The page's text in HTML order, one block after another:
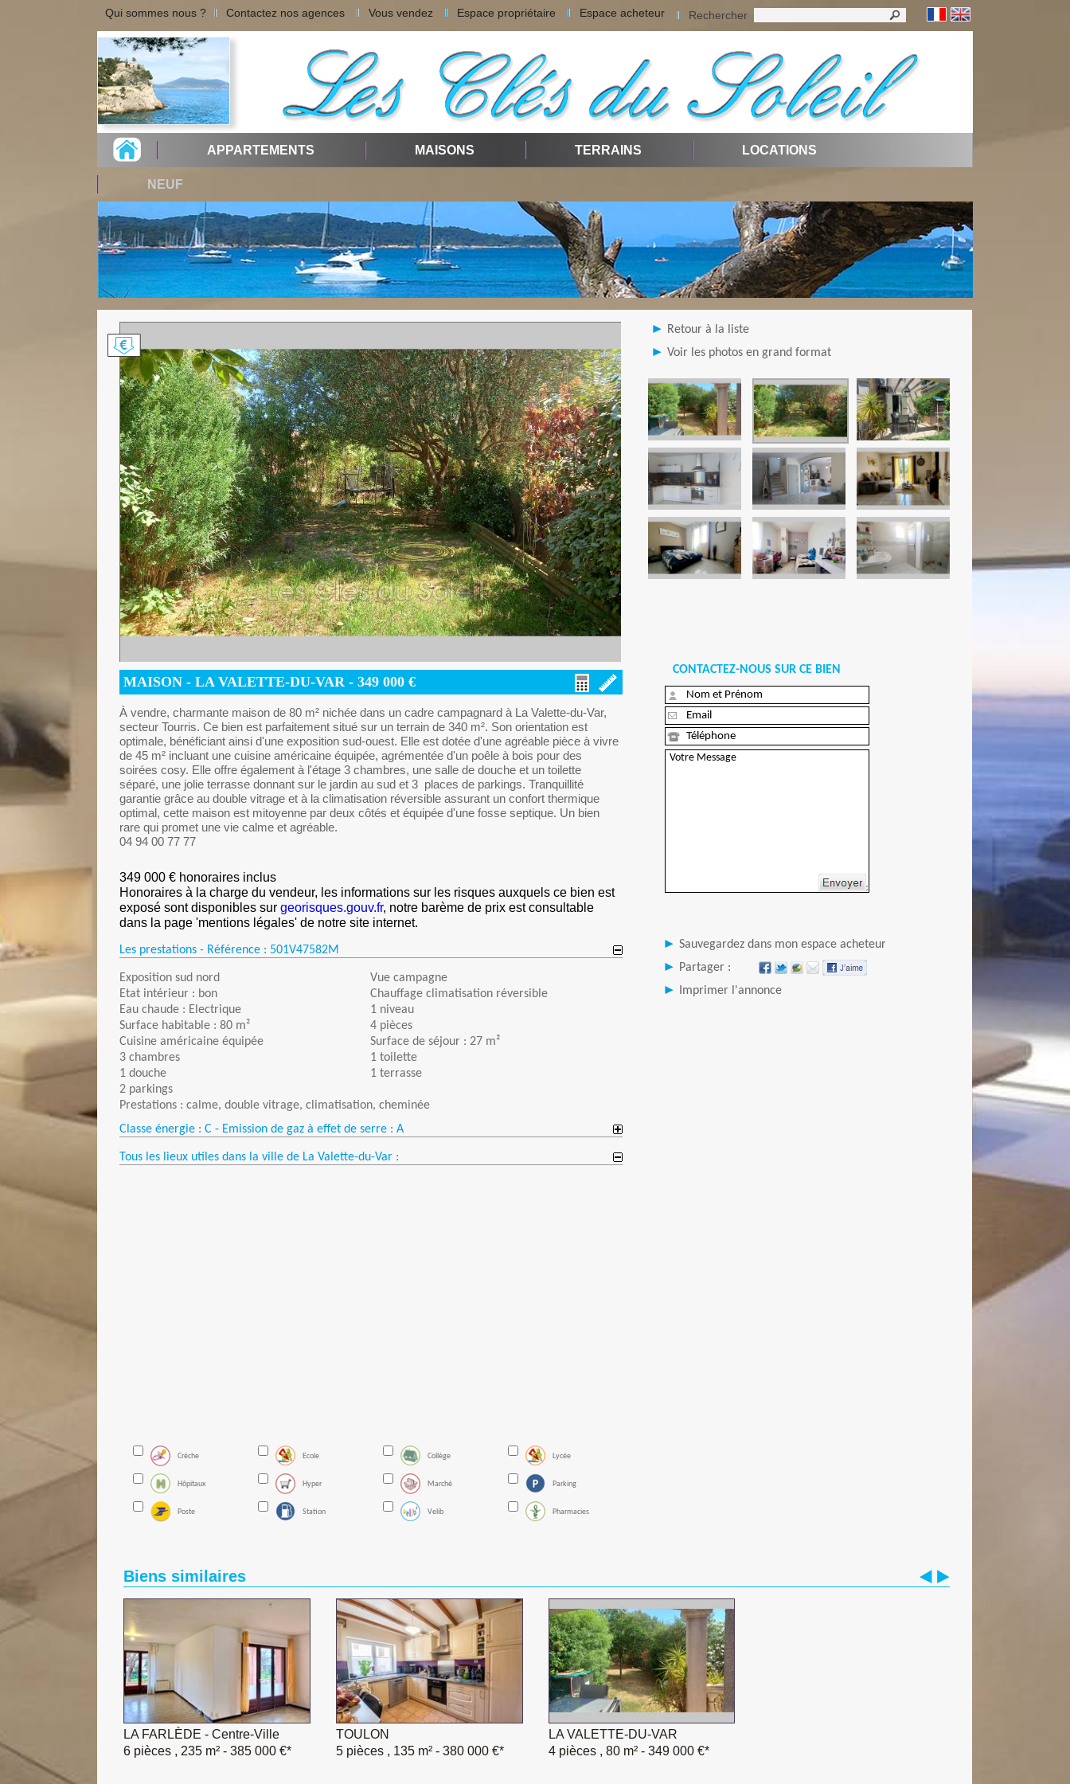
Qui sommes nous ? Contactez nos agences Vous vendez Espace propriétaire Espace acheteur Rechercher
APPARTEMENTS MAISONS TERRAINS LOCATIONS
NEUF
Retour à la liste
Voir les photos en grand format
MAISON - LA VALETTE-DU-VAR - 349 000 €
À vendre, charmante maison de 80 m² nichée dans un cadre campagnard à La Valette-du-Var,
secteur Tourris. Ce bien est parfaitement situé sur un terrain de 340 m². Son orientation est
optimale, bénéficiant ainsi d'une exposition sud-ouest. Elle est dotée d'une agréable pièce à vivre
de 45 m² incluant une cuisine américaine équipée, agrémentée d'un poêle à bois pour des
soirées cosy. Elle offre également à l'étage 3 chambres, une salle de douche et un toilette
séparé, une jolie terrasse donnant sur le jardin au sud et 3 places de parkings. Tranquillité
garantie grâce au double vitrage et à la climatisation réversible assurant un confort thermique
optimal, cette maison est mitoyenne par deux côtés et équipée d'une fosse septique. Un bien
rare qui promet une vie calme et agréable.
04 94 00 77 77
349 000 € honoraires inclus
Honoraires à la charge du vendeur, les informations sur les risques auxquels ce bien est
exposé sont disponibles sur georisques.gouv.fr, notre barème de prix est consultable
dans la page 'mentions légales' de notre site internet.
Les prestations - Référence : 501V47582M
Exposition sud nord
Vue campagne
Etat intérieur : bon
Chauffage climatisation réversible
Eau chaude : Electrique
1 niveau
Surface habitable : 80 m²
4 pièces
Cuisine américaine équipée
Surface de séjour : 27 m²
3 chambres
1 toilette
1 douche
1 terrasse
2 parkings
Prestations : calme, double vitrage, climatisation, cheminée
Classe énergie : C - Emission de gaz à effet de serre : A
Tous les lieux utiles dans la ville de La Valette-du-Var :
Créche Ecole Collège Lycée
Hôpitaux Hyper Marché Parking
Poste Station Velib Pharmacies
CONTACTEZ-NOUS SUR CE BIEN
Sauvegardez dans mon espace acheteur
Partager :
Imprimer l'annonce
Biens similaires
LA FARLÈDE - Centre-Ville
6 pièces , 235 m² - 385 000 €*
TOULON
5 pièces , 135 m² - 380 000 €*
LA VALETTE-DU-VAR
4 pièces , 80 m² - 349 000 €*